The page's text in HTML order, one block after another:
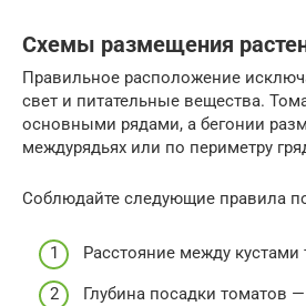
Схемы размещения
Правильное расположение
свет и питательные вещества.
основными рядами, а бегонии
междурядьях или по периметру
Соблюдайте следующие правила
Расстояние между
Глубина посадки томатов